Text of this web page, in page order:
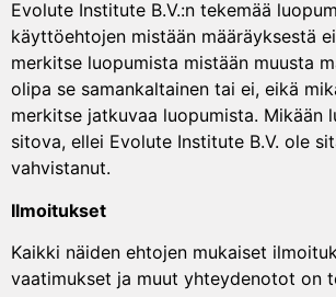
Evolute Institute B.V.:n tekemää
käyttöehtojen mistään määräyksestä
merkitse luopumista mistään muusta
olipa se samankaltainen tai ei, eikä
merkitse jatkuvaa luopumista. Mikään
sitova, ellei Evolute Institute B.V. ole
vahvistanut.
Ilmoitukset
Kaikki näiden ehtojen mukaiset
vaatimukset ja muut yhteydenotot on